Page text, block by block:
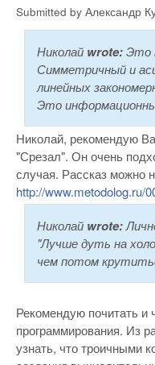
Submitted by Александр
Николай wrote:Это
Симметричный и
линейных
Это
Николай, рекомендую
"Срезал". Он очень
случая. Рассказ можно
http://www.metodolog.ru/
Николай wrote:
"Лучше дуть на
чем потом
Рекомендую почитать и
программирования. Из
узнать, что троичными